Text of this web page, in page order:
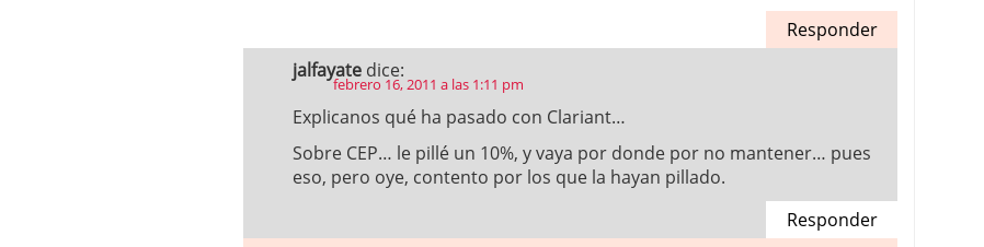
Responder
jalfayate dice:
febrero 16, 2011 a las 1:11 pm
Explicanos qué ha pasado con Clariant…
Sobre CEP… le pillé un 10%, y vaya por donde por no mantener… pues
eso, pero oye, contento por los que la hayan pillado.
Responder